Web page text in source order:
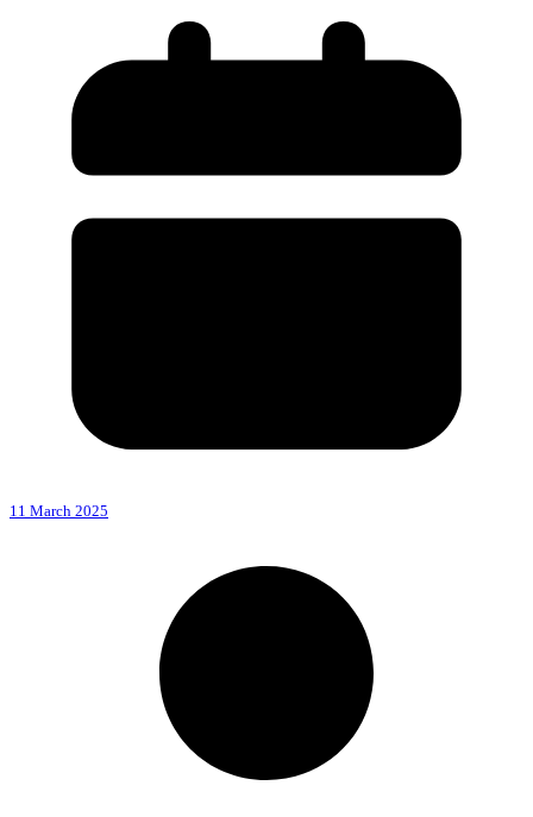
11 March 2025